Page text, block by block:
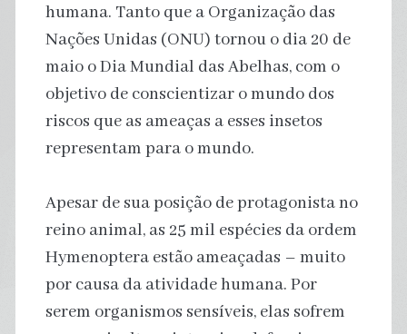
humana. Tanto que a Organização das
Nações Unidas (ONU) tornou o dia 20 de
maio o Dia Mundial das Abelhas, com o
objetivo de conscientizar o mundo dos
riscos que as ameaças a esses insetos
representam para o mundo.
Apesar de sua posição de protagonista no
reino animal, as 25 mil espécies da ordem
Hymenoptera estão ameaçadas – muito
por causa da atividade humana. Por
serem organismos sensíveis, elas sofrem